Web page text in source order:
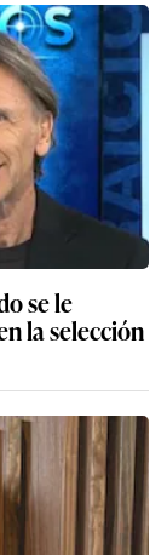
se le
la selección